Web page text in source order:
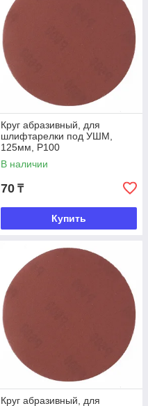
Круг абразивный, для
шлифтарелки под УШМ,
125мм, Р100
В наличии
70 ₸
Купить
Круг абразивный, для